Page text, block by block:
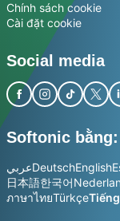
Chính sách cookie
Cài đặt cookie
Social media
Softonic bằng:
عربيDeutschEnglish
日本語한국어
ภาษาไทยTürkçe